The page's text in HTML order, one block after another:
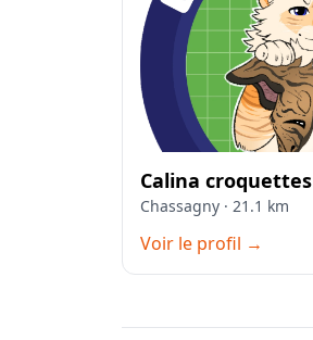
Calina croquettes
Chassagny · 21.1 km
Voir le profil →